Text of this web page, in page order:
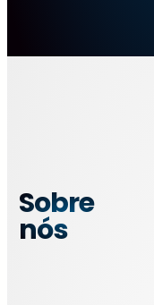
Sobre
nós